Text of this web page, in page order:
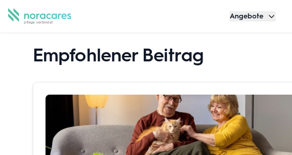
Angebote
Empfohlener Beitrag